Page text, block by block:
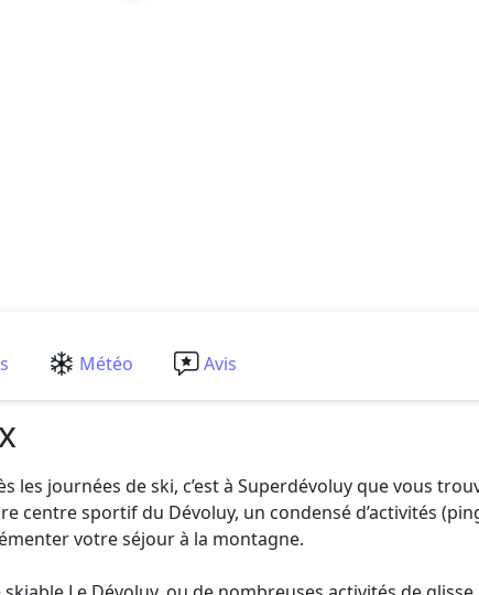
Météo Avis
les journées de ski, c’est à Superdévoluy que vous
sportif du Dévoluy, un condensé d’activités
votre séjour à la montagne.